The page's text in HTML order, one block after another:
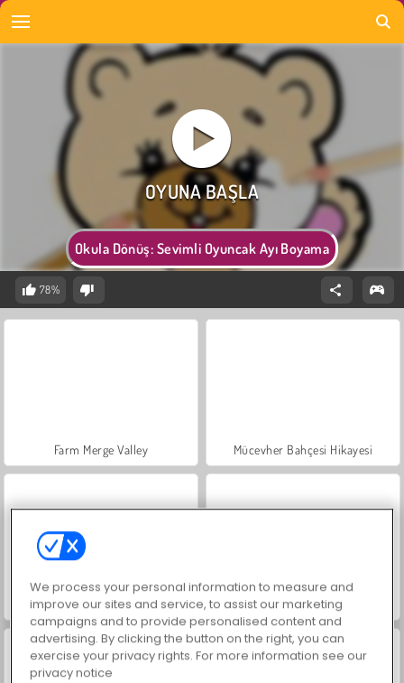
Okula Dönüş: Sevimli Oyuncak Ayı Boyama
78%
Farm Merge Valley Mücevher Bahçesi Hikayesi
Masha and the Bear: Meadows Royal Story
We process your personal information to measure and
improve our sites and service, to assist our marketing
campaigns and to provide personalised content and
advertising. By clicking the button on the right, you can
exercise your privacy rights. For more information see our
privacy notice